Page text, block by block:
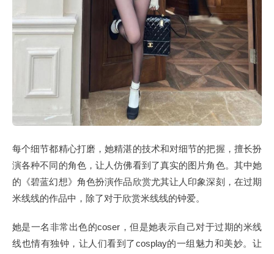
每个细节都精心打磨，她精湛的技术和对细节的把握，擅长扮
演各种不同的角色，让人仿佛看到了真实的图片角色。其中她
的《碧蓝幻想》角色扮演作品欣赏尤其让人印象深刻，在过期
米线线的作品中，除了对于欣赏米线线的钟爱。
她是一名非常出色的coser，但是她表示自己对于过期的米线
线也情有独钟，让人们看到了cosplay的一组魅力和美妙。让